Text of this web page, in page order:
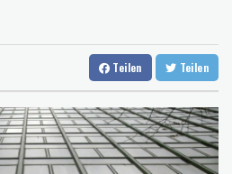
Boni von Bahnmanagern an Ziele
jeder vierte Zug zwischen Hamburg
auf Musiala
Teilen Teilen